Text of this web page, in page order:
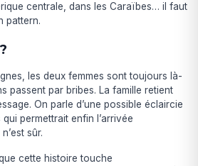
centrale, dans les Caraïbes… il faut
pattern.
les deux femmes sont toujours là-
passent par bribes. La famille retient
On parle d’une possible éclaircie
permettrait enfin l’arrivée
sûr.
cette histoire touche